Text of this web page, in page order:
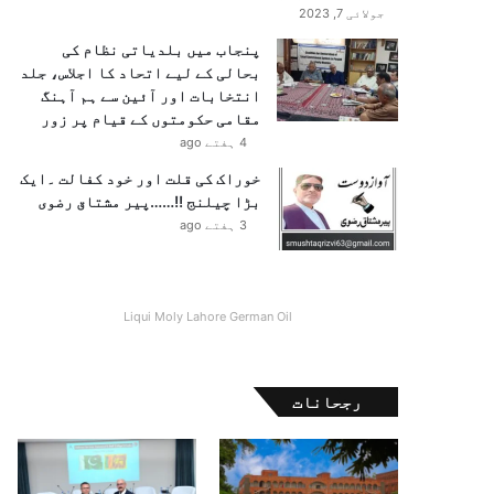
جولائی 7, 2023
پنجاب میں بلدیاتی نظام کی
بحالی کے لیے اتحاد کا اجلاس، جلد
انتخابات اور آئین سے ہم آہنگ
مقامی حکومتوں کے قیام پر زور
4 ہفتے ago
خوراک کی قلت اور خود کفالت ۔ایک
بڑا چیلنج !!……پیر مشتاق رضوی
3 ہفتے ago
Liqui Moly Lahore German Oil
رجحانات